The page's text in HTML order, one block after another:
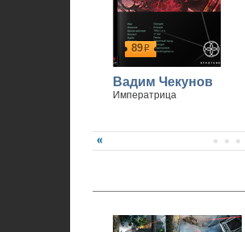
89р
Вадим Чекунов
Императрица